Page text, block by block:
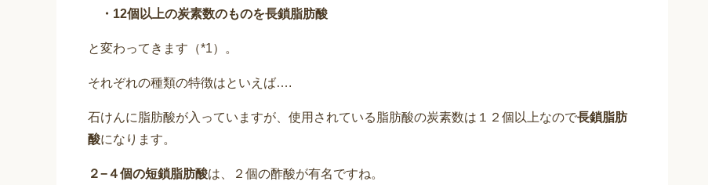
・12個以上の炭素数のものを長鎖脂肪酸
と変わってきます（*1）。
それぞれの種類の特徴はといえば….
石けんに脂肪酸が入っていますが、使用されている脂肪酸の炭素数は１２個以上なので長鎖脂肪
酸になります。
２−４個の短鎖脂肪酸は、２個の酢酸が有名ですね。